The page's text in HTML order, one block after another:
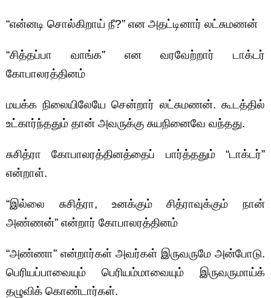
“என்னடி சொல்கிறாய் நீ?” என அதட்டினார் லட்சுமணன்
“சித்தப்பா வாங்க” என வரவேற்றார் டாக்டர்
கோபாலரத்தினம்
மயக்க நிலையிலேயே சென்றார் லட்சுமணன். கூடத்தில்
உட்கார்ந்ததும் தான் அவருக்கு சுயநினைவே வந்தது.
சுசித்ரா கோபாலரத்தினத்தைப் பார்த்ததும் “டாக்டர்”
என்றாள்.
“இல்லை சுசித்ரா, உனக்கும் சித்ராவுக்கும் நான்
அண்ணன்” என்றார் கோபாலரத்தினம்
“அண்ணா” என்றார்கள் அவர்கள் இருவருமே அன்போடு.
பெரியப்பாவையும் பெரியம்மாவையும் இருவருமாய்க்
தழுவிக் கொண்டார்கள்.